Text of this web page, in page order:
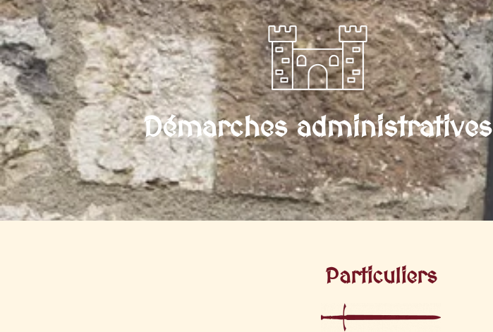
Démarches administratives
Particuliers